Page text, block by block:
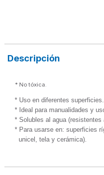
Descripción
* No tóxica.
* Uso en diferentes superficies.
* Ideal para manualidades y
* Solubles al agua
* Para usarse en: superficies
  unicel, tela y cerámica).